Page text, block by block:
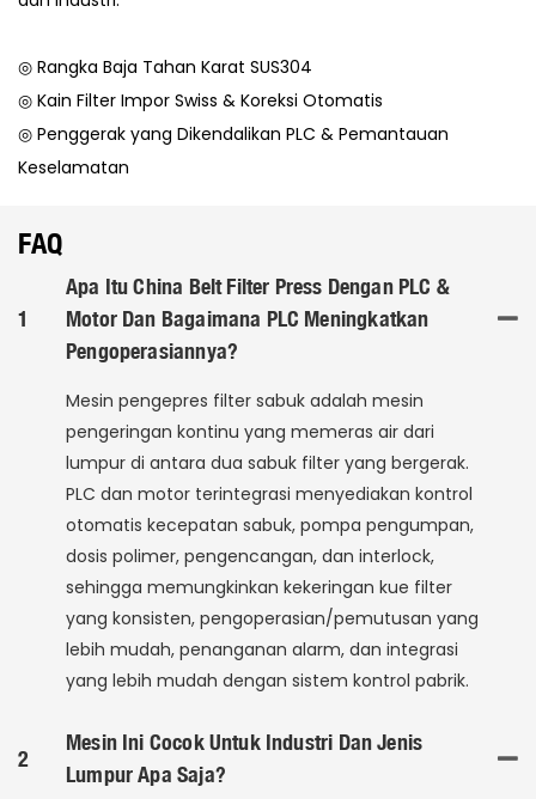
◎ Rangka Baja Tahan Karat SUS304
◎ Kain Filter Impor Swiss & Koreksi Otomatis
◎ Penggerak yang Dikendalikan PLC & Pemantauan
Keselamatan
FAQ
1
Apa Itu China Belt Filter Press Dengan PLC &
Motor Dan Bagaimana PLC Meningkatkan
Pengoperasiannya?
Mesin pengepres filter sabuk adalah mesin
pengeringan kontinu yang memeras air dari
lumpur di antara dua sabuk filter yang bergerak.
PLC dan motor terintegrasi menyediakan kontrol
otomatis kecepatan sabuk, pompa pengumpan,
dosis polimer, pengencangan, dan interlock,
sehingga memungkinkan kekeringan kue filter
yang konsisten, pengoperasian/pemutusan yang
lebih mudah, penanganan alarm, dan integrasi
yang lebih mudah dengan sistem kontrol pabrik.
2
Mesin Ini Cocok Untuk Industri Dan Jenis
Lumpur Apa Saja?